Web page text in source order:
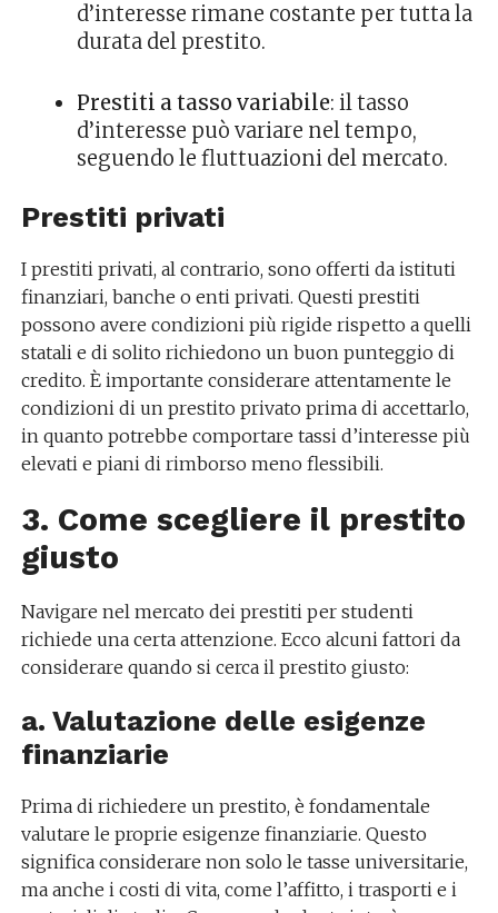
d’interesse rimane costante per tutta la
durata del prestito.
Prestiti a tasso variabile: il tasso
d’interesse può variare nel tempo,
seguendo le fluttuazioni del mercato.
Prestiti privati
I prestiti privati, al contrario, sono offerti da istituti
finanziari, banche o enti privati. Questi prestiti
possono avere condizioni più rigide rispetto a quelli
statali e di solito richiedono un buon punteggio di
credito. È importante considerare attentamente le
condizioni di un prestito privato prima di accettarlo,
in quanto potrebbe comportare tassi d’interesse più
elevati e piani di rimborso meno flessibili.
3. Come scegliere il prestito
giusto
Navigare nel mercato dei prestiti per studenti
richiede una certa attenzione. Ecco alcuni fattori da
considerare quando si cerca il prestito giusto:
a. Valutazione delle esigenze
finanziarie
Prima di richiedere un prestito, è fondamentale
valutare le proprie esigenze finanziarie. Questo
significa considerare non solo le tasse universitarie,
ma anche i costi di vita, come l’affitto, i trasporti e i